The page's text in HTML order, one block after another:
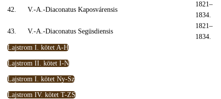
42. V.-A.-Diaconatus Kaposvárensis
1821–
1834.
43. V.-A.-Diaconatus Següsdiensis
1821–
1834.
Lajstrom I. kötet A-H
Lajstrom II. kötet I-N
Lajstrom I. kötet Ny-Sz
Lajstrom IV. kötet T-ZS